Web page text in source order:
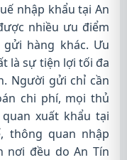
nhập khẩu tại An
nhiều ưu điểm
hàng khác. Ưu
là sự tiện lợi tối đa
Người gửi chỉ cần
chi phí, mọi thủ
xuất khẩu tại
thông quan nhập
nơi đều do An Tín